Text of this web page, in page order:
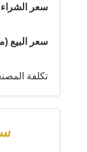
سعر الشراء
سعر البيع (مع
تكلفة